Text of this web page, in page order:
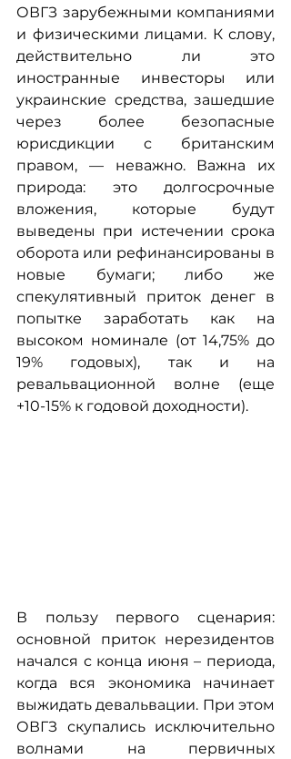
ОВГЗ зарубежными компаниями
и физическими лицами. К слову,
действительно ли это
иностранные инвесторы или
украинские средства, зашедшие
через более безопасные
юрисдикции с британским
правом, — неважно. Важна их
природа: это долгосрочные
вложения, которые будут
выведены при истечении срока
оборота или рефинансированы в
новые бумаги; либо же
спекулятивный приток денег в
попытке заработать как на
высоком номинале (от 14,75% до
19% годовых), так и на
ревальвационной волне (еще
+10-15% к годовой доходности).
В пользу первого сценария:
основной приток нерезидентов
начался с конца июня – периода,
когда вся экономика начинает
выжидать девальвации. При этом
ОВГЗ скупались исключительно
волнами на первичных